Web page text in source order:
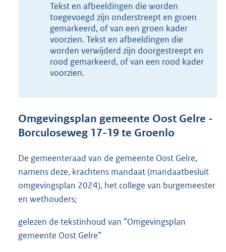
:
8
0
1
K
Tekst en afbeeldingen die worden
toegevoegd zijn onderstreept en groen
gemarkeerd, of van een groen kader
voorzien. Tekst en afbeeldingen die
worden verwijderd zijn doorgestreept en
rood gemarkeerd, of van een rood kader
voorzien.
Omgevingsplan gemeente Oost Gelre -
Borculoseweg 17-19 te Groenlo
De gemeenteraad van de gemeente Oost Gelre,
namens deze, krachtens mandaat (mandaatbesluit
omgevingsplan 2024), het college van burgemeester
en wethouders;
gelezen de tekstinhoud van ”Omgevingsplan
gemeente Oost Gelre”